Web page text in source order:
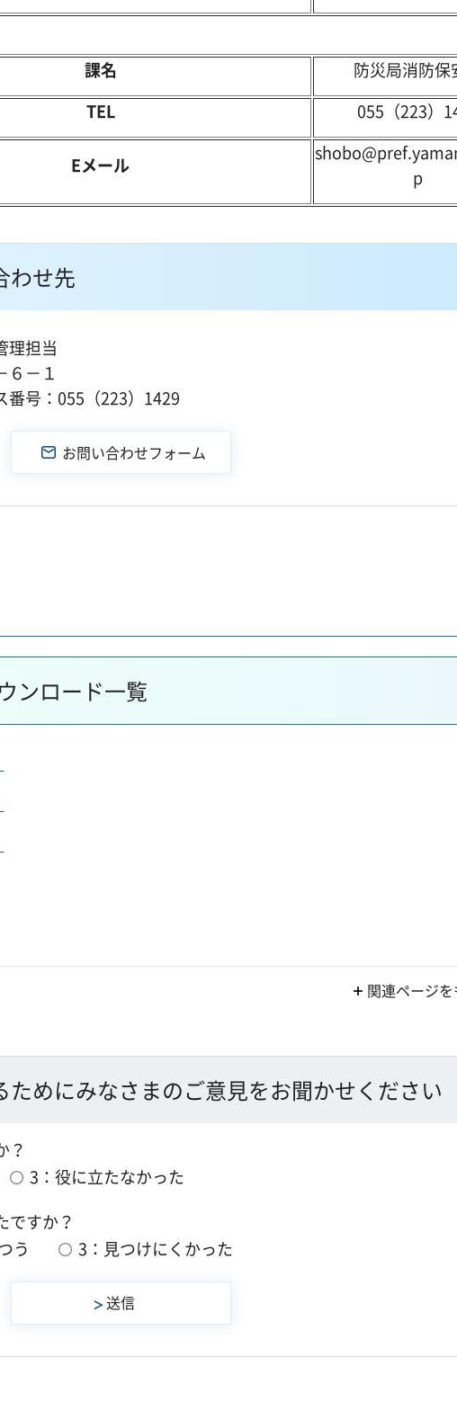
課名
防災局消防保
TEL
055（223）
Eメール
p
わせ先
理担当
－１
号：055（223）1429
ンロード一覧
関連ページ
めにみなさまのご意見をお聞かせください
？
3：役に立たなかった
ですか？
う 3：見つけにくかった